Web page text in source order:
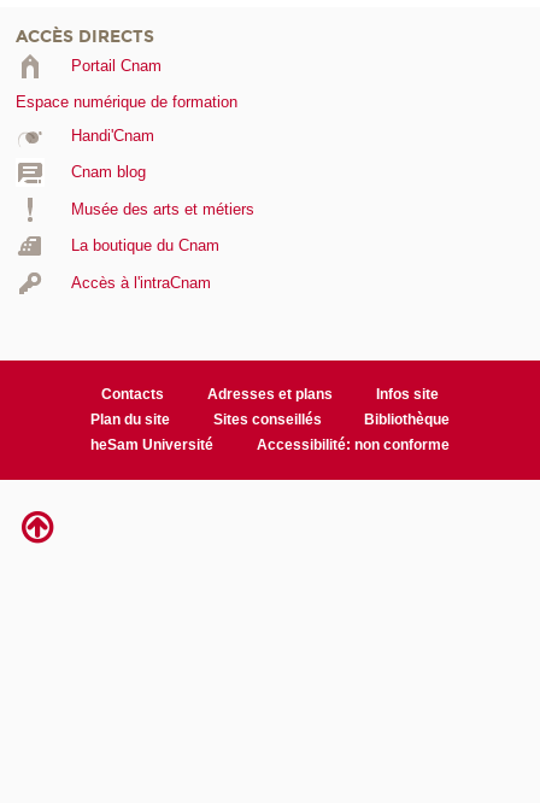
ACCÈS DIRECTS
Portail Cnam
Espace numérique de formation
Handi'Cnam
Cnam blog
Musée des arts et métiers
La boutique du Cnam
Accès à l'intraCnam
Contacts Adresses et plans
Infos site
Plan du site
Sites conseillés
Bibliothèque
heSam Université
Accessibilité: non conforme